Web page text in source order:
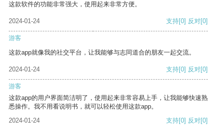
这款软件的功能非常强大，使用起来非常方便。
2024-01-24 支持[0] 反对[0]
游客
这款app就像我的社交平台，让我能够与志同道合的朋友一起交流。
2024-01-24 支持[0] 反对[0]
游客
这款app的用户界面简洁明了，使用起来非常容易上手，让我能够快速熟
悉操作。我不用看说明书，就可以轻松使用这款app。
2024-01-24
支持[0] 反对[0]